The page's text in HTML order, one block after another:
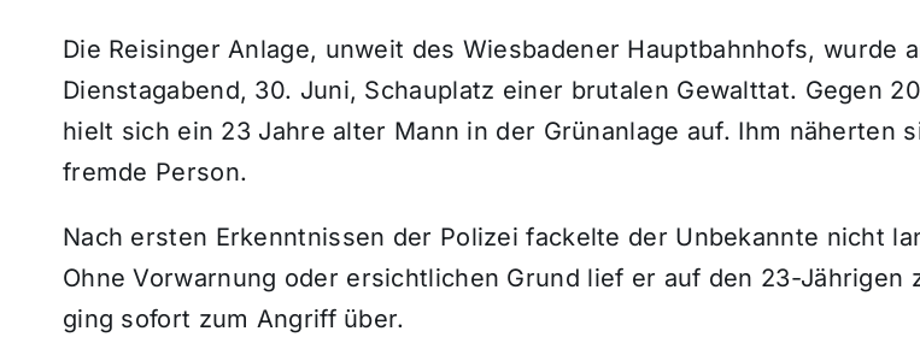
Die Reisinger Anlage, unweit des Wiesbadener Hauptbahnhofs, wurde
Dienstagabend, 30. Juni, Schauplatz einer brutalen Gewalttat. Gegen
hielt sich ein 23 Jahre alter Mann in der Grünanlage auf. Ihm näherten
fremde Person.
Nach ersten Erkenntnissen der Polizei fackelte der Unbekannte nicht
Ohne Vorwarnung oder ersichtlichen Grund lief er auf den 23-Jährigen
ging sofort zum Angriff über.